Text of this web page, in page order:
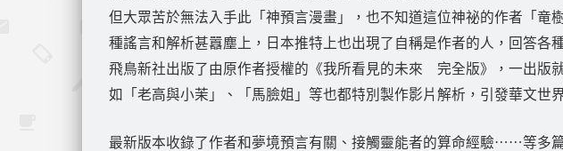
但大眾苦於無法入手此「神預言漫畫」，也不知道這位神祕的作者「竜
種謠言和解析甚囂塵上，日本推特上也出現了自稱是作者的人，回答各
飛鳥新社出版了由原作者授權的《我所看見的未來 完全版》，一出版
如「老高與小茉」、「馬臉姐」等也都特別製作影片解析，引發華文世
最新版本收錄了作者和夢境預言有關、接觸靈能者的算命經驗⋯⋯等多